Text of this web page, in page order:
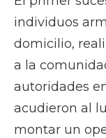
individuos
domicilio,
a la
autoridades
acudieron al
montar un